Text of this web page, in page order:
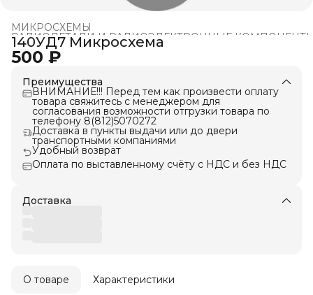
МИКРОСХЕМЫ
РАДИОДЕТАЛИ И РАДИОЭЛЕКТРОННЫЕ
Главная ›
140УД7 Микросхема
500 ₽
Преимущества
ВНИМАНИЕ!!! Перед тем как произвести оплату
товара свяжитесь с менеджером для
согласования возможности отгрузки товара по
телефону 8(812)5070272
Доставка в пункты выдачи или до двери
транспортными компаниями
Удобный возврат
Оплата по выставленному счёту с НДС и без НДС
Доставка
О товаре Характеристики